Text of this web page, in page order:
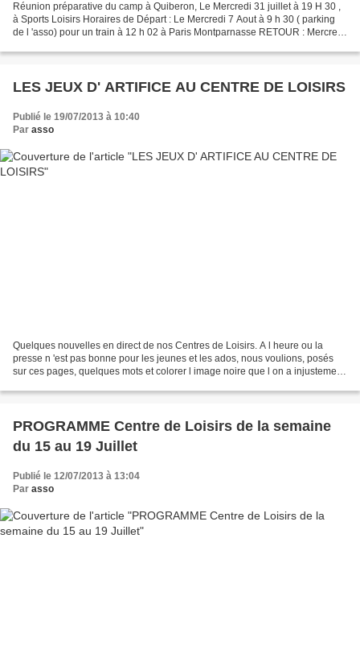
Réunion préparative du camp à Quiberon, Le Mercredi 31 juillet à 19 H 30 ,
à Sports Loisirs Horaires de Départ : Le Mercredi 7 Aout à 9 h 30 ( parking
de l 'asso) pour un train à 12 h 02 à Paris Montparnasse RETOUR : Mercredi
LES JEUX D' ARTIFICE AU CENTRE DE LOISIRS
Publié le 19/07/2013 à 10:40
Par asso
Quelques nouvelles en direct de nos Centres de Loisirs. A l heure ou la
presse n 'est pas bonne pour les jeunes et les ados, nous voulions, posés
sur ces pages, quelques mots et colorer l image noire que l on a injustement
PROGRAMME Centre de Loisirs de la semaine
du 15 au 19 Juillet
Publié le 12/07/2013 à 13:04
Par asso